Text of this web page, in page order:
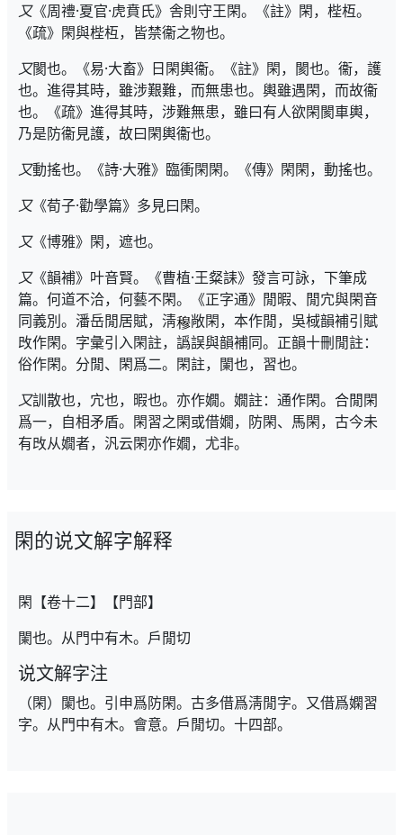
又《周禮·夏官·虎賁氏》舎則守王閑。《註》閑，梐枑。
《疏》閑與梐枑，皆禁衞之物也。
又閡也。《易·大畜》日閑輿衞。《註》閑，閡也。衞，護
也。進得其時，雖涉艱難，而無患也。輿雖遇閑，而故衞
也。《疏》進得其時，涉難無患，雖曰有人欲閑閡車輿，
乃是防衞見護，故曰閑輿衞也。
又動搖也。《詩·大雅》臨衝閑閑。《傳》閑閑，動搖也。
又《荀子·勸學篇》多見曰閑。
又《博雅》閑，遮也。
又《韻補》叶音賢。《曹植·王粲誄》發言可詠，下筆成
篇。何道不洽，何藝不閑。《正字通》閒暇、閒宂與閑音
同義別。潘岳閒居賦，淸
敞閑，本作閒，吳棫韻補引賦
攺作閑。字彙引入閑註，譌誤與韻補同。正韻十刪閒註：
俗作閑。分閒、閑爲二。閑註，闌也，習也。
又訓散也，宂也，暇也。亦作嫺。嫺註：通作閑。合閒閑
爲一，自相矛盾。閑習之閑或借嫺，防閑、馬閑，古今未
有攺从嫺者，汎云閑亦作嫺，尤非。
閑的说文解字解释
閑【卷十二】【門部】
闌也。从門中有木。戶閒切
说文解字注
（閑）闌也。引申爲防閑。古多借爲淸閒字。又借爲嫻習
字。从門中有木。會意。戶閒切。十四部。